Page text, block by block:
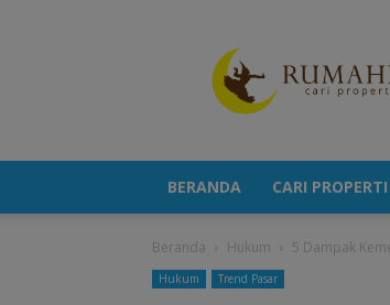
Berita
Properti
Terkini
BERANDA CARI PROPERTI
Beranda Hukum 5 Dampak
Hukum Trend Pasar